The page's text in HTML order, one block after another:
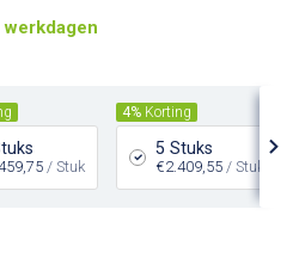
/ Stuk
4% Korting
5 Stuks
€2.409,55 / Stuk